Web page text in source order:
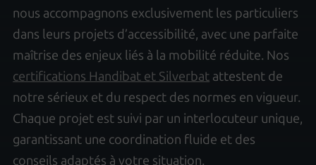
nous accompagnons exclusivement les particuliers
dans leurs projets d’accessibilité, avec une parfaite
maîtrise des enjeux liés à la mobilité réduite. Nos
certifications Handibat et Silverbat attestent de
notre sérieux et du respect des normes en vigueur.
Chaque projet est suivi par un interlocuteur unique,
garantissant une coordination fluide et des
conseils adaptés à votre situation.